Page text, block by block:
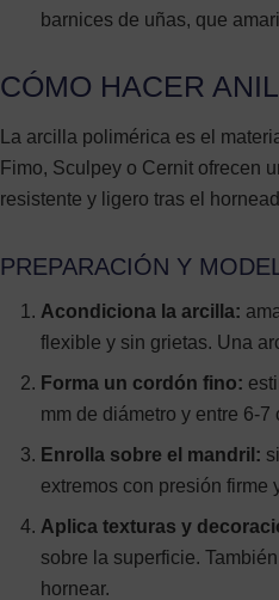
barnices de uñas, que
CÓMO HACER
La arcilla polimérica es el
Fimo, Sculpey o Cernit ofrecen
resistente y ligero tras el
PREPARACIÓN Y
Acondiciona la arcilla:
flexible y sin grietas. Una
Forma un cordón fino:
mm de diámetro y entre 6-
Enrolla sobre el mandril:
extremos con presión firme
Aplica texturas y
sobre la superficie.
hornear.